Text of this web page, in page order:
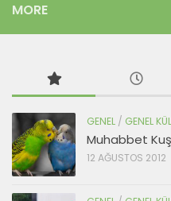
MORE
GENEL / GENEL
Muhabbet
12 AĞUSTOS 2012